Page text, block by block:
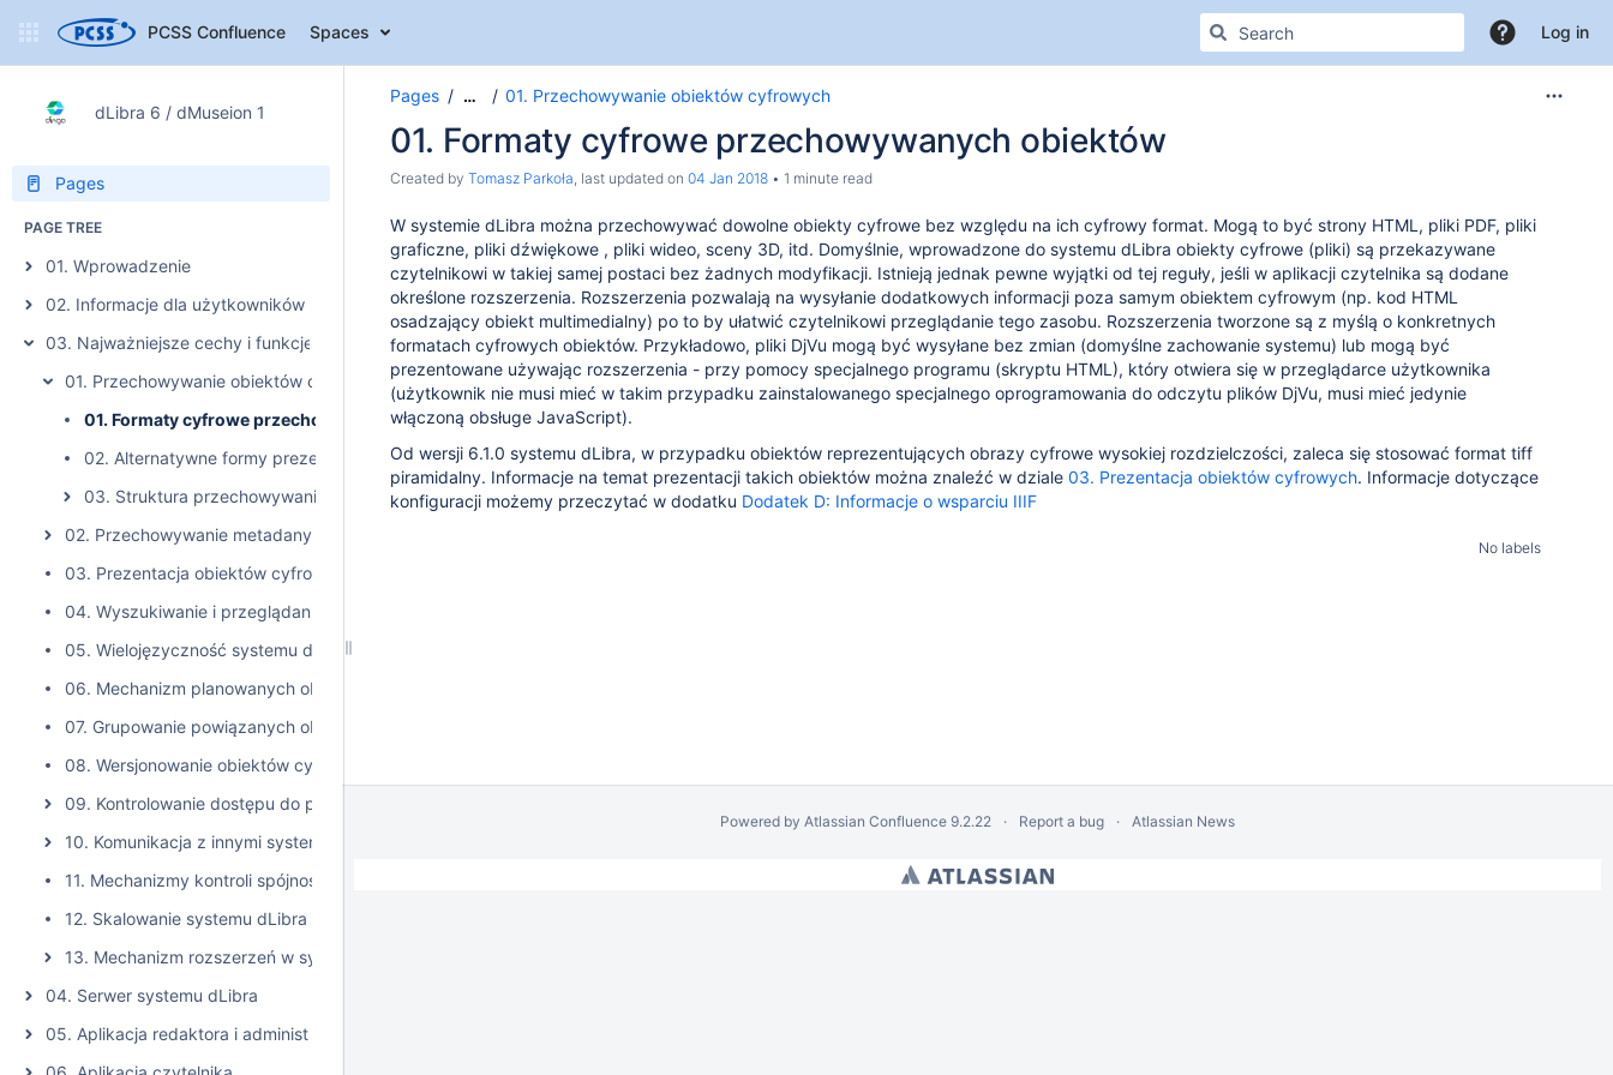
PCSS Confluence Spaces Log in
dLibra 6 / dMuseion 1
Pages
PAGE TREE
01. Wprowadzenie
02. Informacje dla użytkowników poprzedniej wersji systemu
03. Najważniejsze cechy i funkcje systemu dLibra
01. Przechowywanie obiektów cyfrowych
01. Formaty cyfrowe przechowywanych obiektów
02. Alternatywne formy prezentacji obiektu (tzw. wieloformatowość)
03. Struktura przechowywania obiektów
02. Przechowywanie metadanych obiektów cyfrowych
03. Prezentacja obiektów cyfrowych
04. Wyszukiwanie i przeglądanie zasobów w bibliotece cyfrowej
05. Wielojęzyczność systemu dLibra
06. Mechanizm planowanych obiektów cyfrowych
07. Grupowanie powiązanych obiektów cyfrowych
08. Wersjonowanie obiektów cyfrowych
09. Kontrolowanie dostępu do przechowywanych zasobów i funkcji systemu dLibra
10. Komunikacja z innymi systemami informacyjnymi
11. Mechanizmy kontroli spójności systemu dLibra
12. Skalowanie systemu dLibra
13. Mechanizm rozszerzeń w systemie dLibra
04. Serwer systemu dLibra
05. Aplikacja redaktora i administratora
Pages … 01. Przechowywanie obiektów cyfrowych
01. Formaty cyfrowe przechowywanych obiektów
Created by Tomasz Parkoła, last updated on 04 Jan 2018 1 minute read
W systemie dLibra można przechowywać dowolne obiekty cyfrowe bez względu na ich cyfrowy format. Mogą to być strony HTML, pliki PDF, pliki
graficzne, pliki dźwiękowe , pliki wideo, sceny 3D, itd. Domyślnie, wprowadzone do systemu dLibra obiekty cyfrowe (pliki) są przekazywane
czytelnikowi w takiej samej postaci bez żadnych modyfikacji. Istnieją jednak pewne wyjątki od tej reguły, jeśli w aplikacji czytelnika są dodane
określone rozszerzenia. Rozszerzenia pozwalają na wysyłanie dodatkowych informacji poza samym obiektem cyfrowym (np. kod HTML
osadzający obiekt multimedialny) po to by ułatwić czytelnikowi przeglądanie tego zasobu. Rozszerzenia tworzone są z myślą o konkretnych
formatach cyfrowych obiektów. Przykładowo, pliki DjVu mogą być wysyłane bez zmian (domyślne zachowanie systemu) lub mogą być
prezentowane używając rozszerzenia - przy pomocy specjalnego programu (skryptu HTML), który otwiera się w przeglądarce użytkownika
(użytkownik nie musi mieć w takim przypadku zainstalowanego specjalnego oprogramowania do odczytu plików DjVu, musi mieć jedynie
włączoną obsługe JavaScript).
Od wersji 6.1.0 systemu dLibra, w przypadku obiektów reprezentujących obrazy cyfrowe wysokiej rozdzielczości, zaleca się stosować format tiff
piramidalny. Informacje na temat prezentacji takich obiektów można znaleźć w dziale 03. Prezentacja obiektów cyfrowych. Informacje dotyczące
konfiguracji możemy przeczytać w dodatku Dodatek D: Informacje o wsparciu IIIF
No labels
Powered by Atlassian Confluence 9.2.22 Report a bug Atlassian News